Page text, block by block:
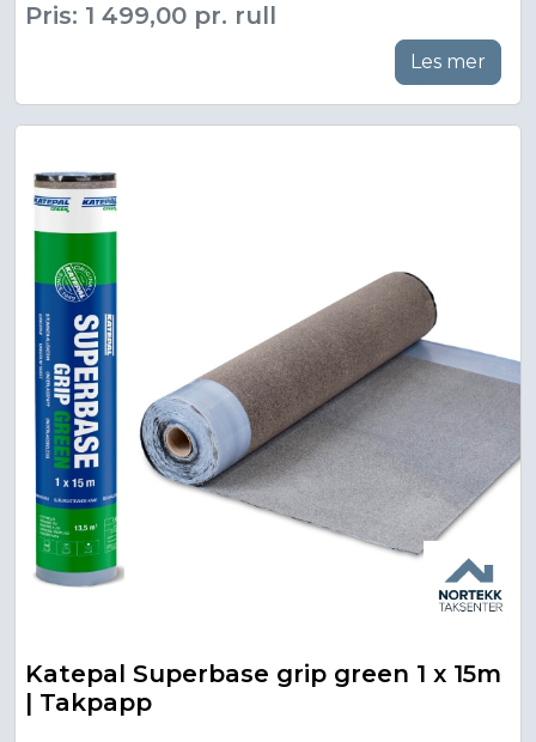
Pris: 1 499,00 pr. rull
Les mer
Katepal Superbase grip green 1 x 15m
| Takpapp